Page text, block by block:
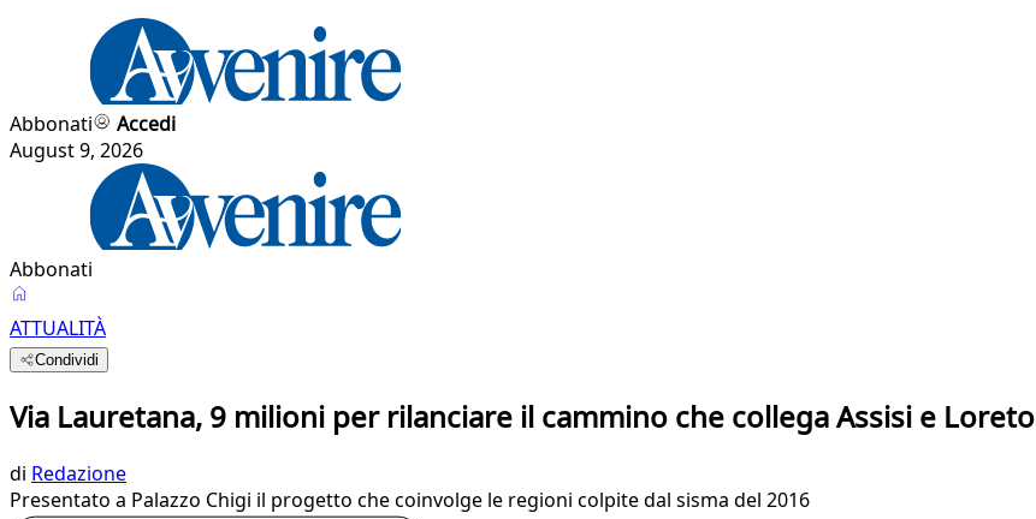
Abbonati
Accedi
August 9, 2026
Abbonati
ATTUALITÀ
Condividi
Via Lauretana, 9 milioni per rilanciare il cammino che collega Assisi e Loreto
di Redazione
Presentato a Palazzo Chigi il progetto che coinvolge le regioni colpite dal sisma del 2016